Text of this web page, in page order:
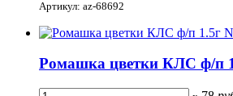
Артикул: az-68692
Ромашка цветки КЛС ф/п